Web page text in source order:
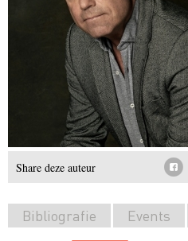
Share deze auteur
Bibliografie Events